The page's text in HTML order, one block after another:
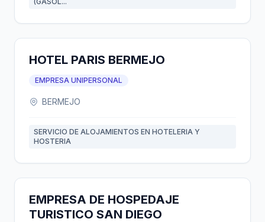
HOTEL PARIS BERMEJO
EMPRESA UNIPERSONAL
BERMEJO
SERVICIO DE ALOJAMIENTOS EN HOTELERIA Y
HOSTERIA
EMPRESA DE HOSPEDAJE
TURISTICO SAN DIEGO